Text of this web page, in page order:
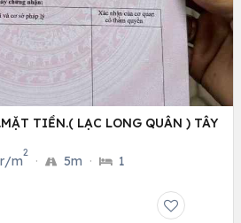
TIỀN.( LẠC LONG QUÂN ) TÂY
m
2
· 5m · 1